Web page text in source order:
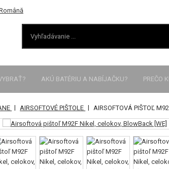
AKÚ BATÉRIU A NABÍJAČKU? PREČO
| AIRSOFTOVÉ PIŠTOLE | AIRSOFTOVÁ PIŠTOĽ